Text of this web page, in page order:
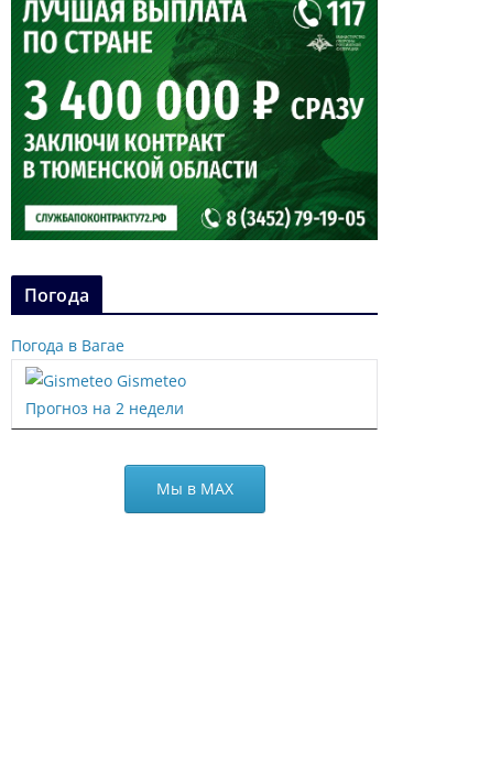
Погода
Погода в Вагае
Gismeteo
Прогноз на 2 недели
Мы в МАХ